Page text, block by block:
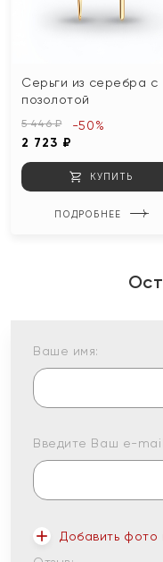
Серьги из серебра с
позолотой
5 446 ₽
2 723 ₽
-50%
КУПИТЬ
ПОДРОБНЕЕ
Ваше имя:
Введите Ваш e-
Добавить фото